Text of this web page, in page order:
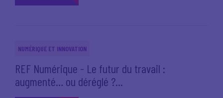
NUMÉRIQUE ET INNOVATION
REF Numérique - Le futur du travail :
augmenté… ou déréglé ?...